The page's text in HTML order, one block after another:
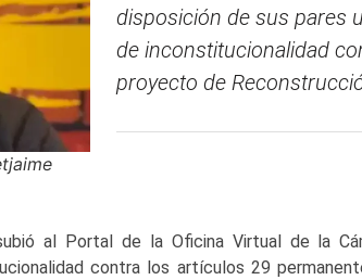
disposición de sus pares
de inconstitucionalidad
proyecto de
al Portal de la Oficina Virtual de la
contra los artículos 29